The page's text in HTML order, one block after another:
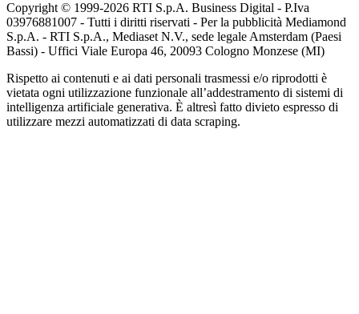
Copyright © 1999-2026 RTI S.p.A. Business Digital - P.Iva
03976881007 - Tutti i diritti riservati - Per la pubblicità Mediamond
S.p.A. - RTI S.p.A., Mediaset N.V., sede legale Amsterdam (Paesi
Bassi) - Uffici Viale Europa 46, 20093 Cologno Monzese (MI)
Rispetto ai contenuti e ai dati personali trasmessi e/o riprodotti è
vietata ogni utilizzazione funzionale all’addestramento di sistemi di
intelligenza artificiale generativa. È altresì fatto divieto espresso di
utilizzare mezzi automatizzati di data scraping.